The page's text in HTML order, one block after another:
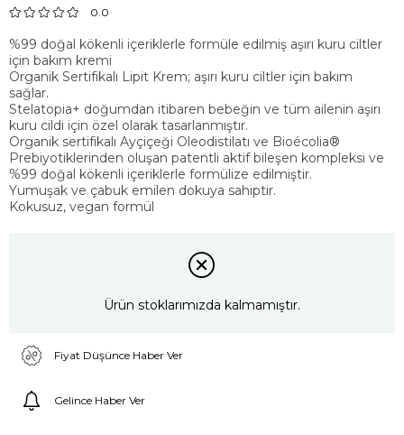
0.0
%99 doğal kökenli içeriklerle formüle edilmiş aşırı kuru ciltler
için bakım kremi
Organik Sertifikalı Lipit Krem; aşırı kuru ciltler için bakım
sağlar.
Stelatopia+ doğumdan itibaren bebeğin ve tüm ailenin aşırı
kuru cildi için özel olarak tasarlanmıştır.
Organik sertifikalı Ayçiçeği Oleodistilatı ve Bioécolia®
Prebiyotiklerinden oluşan patentli aktif bileşen kompleksi ve
%99 doğal kökenli içeriklerle formülize edilmiştir.
Yumuşak ve çabuk emilen dokuya sahiptir.
Kokusuz, vegan formül
Ürün stoklarımızda kalmamıştır.
Fiyat Düşünce Haber Ver
Gelince Haber Ver